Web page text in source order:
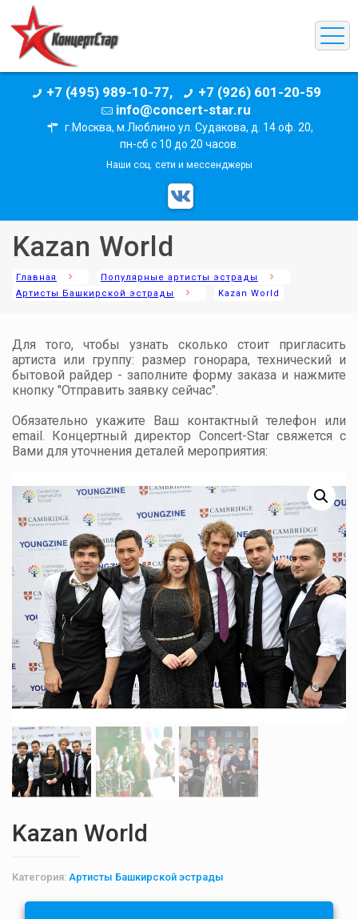
+7 (495) 989-10-77,
+7 (926) 601-20-59
info@concert-star.ru
г.Москва, м.Люблино ул. Судакова, д. 14 оф. 20,
пн-сб с 10 до 20 часов.
Наши соц. сети и мессенджеры
Kazan World
Главная
Популярные артисты эстрады
Артисты Башкирской эстрады
Kazan World
Для того, чтобы узнать сколько стоит пригласить
артиста или группу: размер гонорара, технический и
бытовой райдер - заполните форму заказа и нажмите
кнопку "Отправить заявку сейчас".
Обязательно укажите Ваш контактный телефон или
email. Концертный директор Concert-Star свяжется с
Вами для уточнения деталей мероприятия:
Kazan World
Категория: Артисты Башкирской эстрады